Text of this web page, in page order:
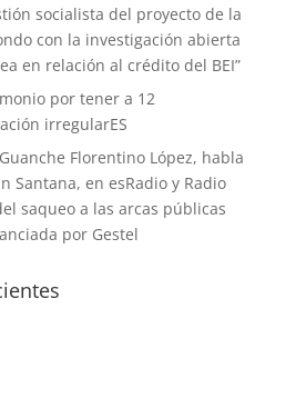
socialista del proyecto de la
con la investigación abierta
en relación al crédito del BEI”
por tener a 12
irregularES
Florentino López, habla
Santana, en esRadio y Radio
saqueo a las arcas públicas
por Gestel